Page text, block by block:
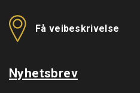
Få veibeskrivelse
Nyhetsbrev